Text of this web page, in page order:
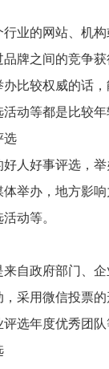
业的网站、机
品牌之间的竞争
比较权威的话
动等都是比较
选
好人好事评选，
体举办，地方影
动等。
自政府部门、
采用微信投票
选年度优秀团队